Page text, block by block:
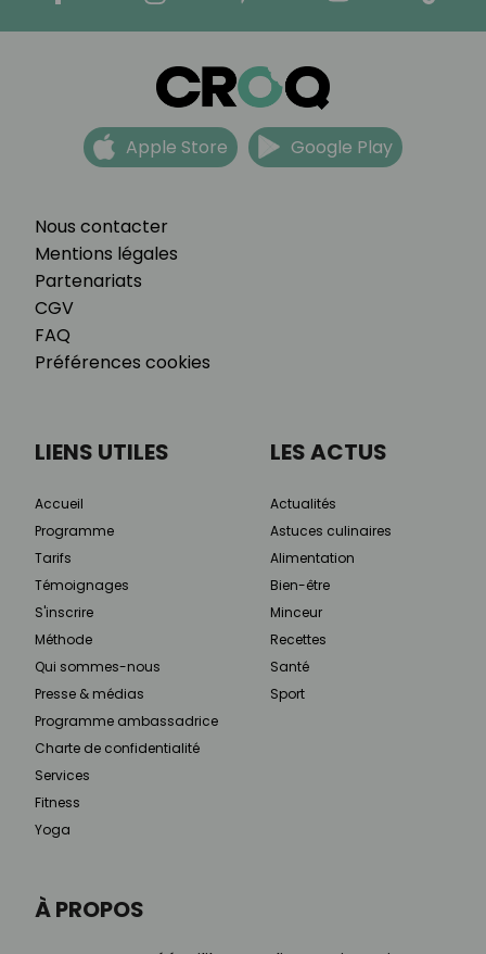
Nous contacter
Mentions légales
Partenariats
CGV
FAQ
Préférences cookies
Apple Store Google Play
À PROPOS
LIENS UTILES
Accueil
Programme
Tarifs
Témoignages
S'inscrire
Méthode
Qui sommes-nous
Presse & médias
Programme ambassadrice
Charte de confidentialité
Services
Fitness
Yoga
LES ACTUS
Actualités
Astuces culinaires
Alimentation
Bien-être
Minceur
Recettes
Santé
Sport